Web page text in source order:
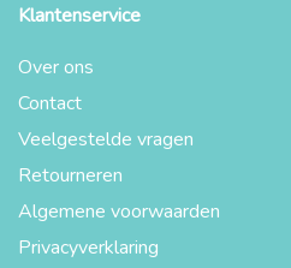
Klantenservice
Over ons
Contact
Veelgestelde vragen
Retourneren
Algemene voorwaarden
Privacyverklaring